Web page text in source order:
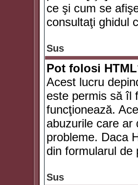
ce şi cum se
consultaţi ghidul
Sus
Pot folosi
Acest lucru
este permis să îl
funcţionează.
abuzurile care ar
probleme. Daca
din formularul de
Sus